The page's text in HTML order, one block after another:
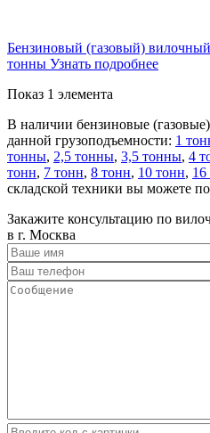
Бензиновый (газовый)
тонны Узнать подробнее
Показ 1 элемента
В наличии бензиновые
данной грузоподъемности: 1
тонны, 2,5 тонны, 3,5 тонны, 4
тонн, 7 тонн, 8 тонн, 10 тонн, 16
складской техники вы можете
Закажите консультацию по
в г. Москва